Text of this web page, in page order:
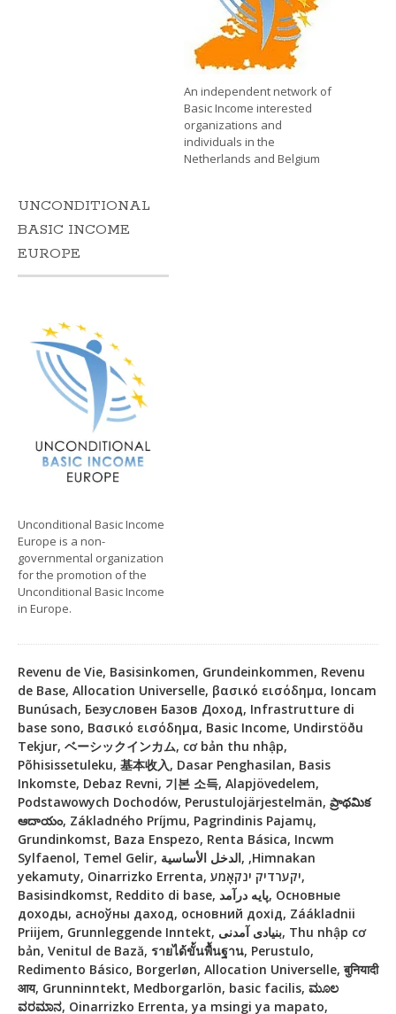
An independent network of
Basic Income interested
organizations and
individuals in the
Netherlands and Belgium
UNCONDITIONAL
BASIC INCOME
EUROPE
Unconditional Basic Income
Europe is a non-
governmental organization
for the promotion of the
Unconditional Basic Income
in Europe.
Revenu de Vie, Basisinkomen, Grundeinkommen, Revenu
de Base, Allocation Universelle, βασικό εισόδημα, Ioncam
Bunúsach, Безусловен Базов Доход, Infrastrutture di
base sono, Βασικό εισόδημα, Basic Income, Undirstöðu
Tekjur, ベーシックインカム, cơ bản thu nhập,
Põhisissetuleku, 基本收入, Dasar Penghasilan, Basis
Inkomste, Debaz Revni, 기본 소득, Alapjövedelem,
Podstawowych Dochodów, Perustulojärjestelmän, ప్రాథమిక
ఆదాయం, Základného Príjmu, Pagrindinis Pajamų,
Grundinkomst, Baza Enspezo, Renta Básica, Incwm
Sylfaenol, Temel Gelir, الدخل الأساسية, ,Himnakan
yekamuty, Oinarrizko Errenta, יקערדיק ינקאָמע,
Basisindkomst, Reddito di base, پایه درآمد, Основные
доходы, асноўны даход, основний дохід, Záákladnii
Priijem, Grunnleggende Inntekt, بنیادی آمدنی, Thu nhập cơ
bản, Venitul de Bază, รายได้ขั้นพื้นฐาน, Perustulo,
Redimento Básico, Borgerløn, Allocation Universelle, बुनियादी
आय, Grunninntekt, Medborgarlön, basic facilis, ಮೂಲ
ವರಮಾನ, Oinarrizko Errenta, ya msingi ya mapato,